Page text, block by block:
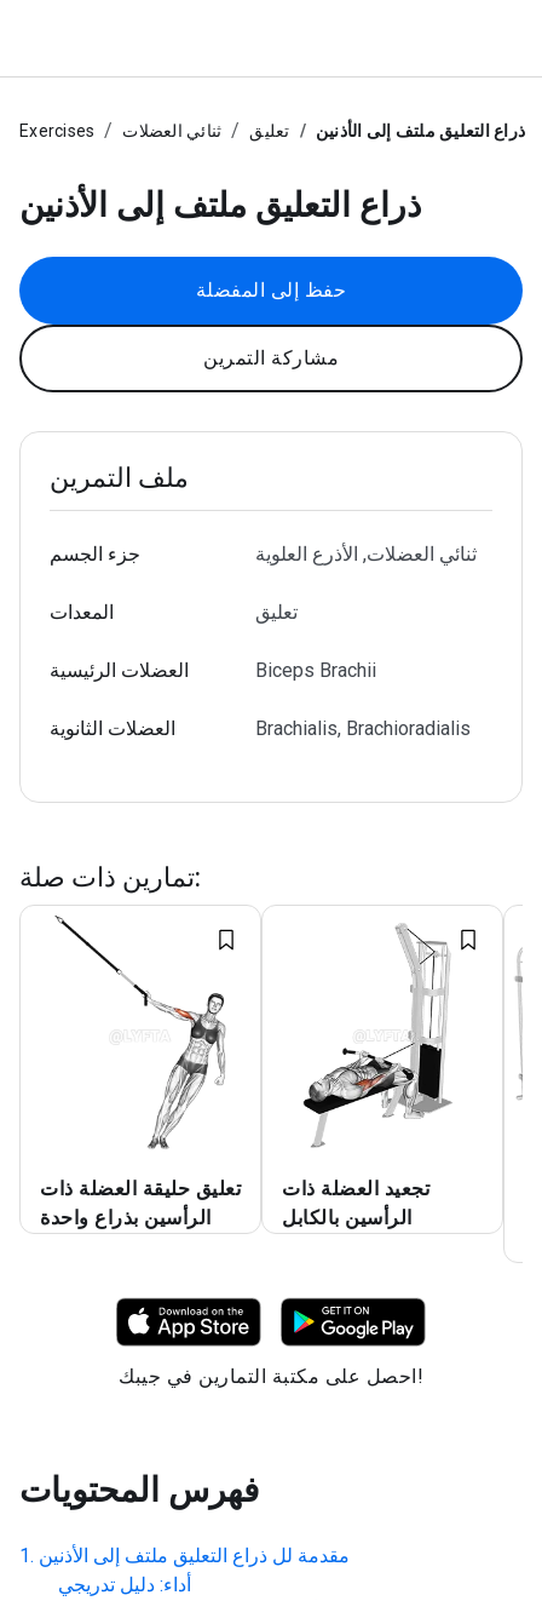
Exercises ثنائي العضلات تعليق ذراع التعليق ملتف إلى الأذنين
ذراع التعليق ملتف إلى الأذنين
حفظ إلى المفضلة
مشاركة التمرين
ملف التمرين
جزء الجسم ثنائي العضلات, الأذرع العلوية
المعدات تعليق
العضلات الرئيسية Biceps Brachii
العضلات الثانوية Brachialis, Brachioradialis
تمارين ذات صلة:
تعليق حليقة العضلة ذات
الرأسين بذراع واحدة
تجعيد العضلة ذات
الرأسين بالكابل
احصل على مكتبة التمارين في جيبك!
فهرس المحتويات
مقدمة لل ذراع التعليق ملتف إلى الأذنين
أداء: دليل تدريجي